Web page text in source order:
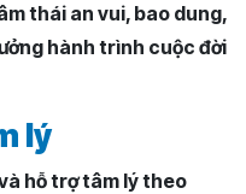
thái an vui, bao dung,
hành trình cuộc đời
lý
hỗ trợ tâm lý theo